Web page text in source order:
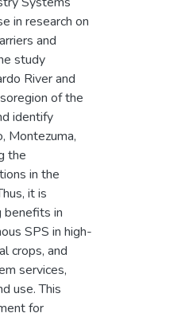
in research on
and
study
River and
of the
identify
Montezuma,
the
in the
it is
benefits in
SPS in high-
crops, and
services,
use. This
for